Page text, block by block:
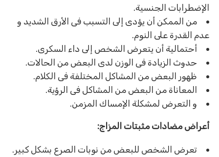
الإضطرابات الجنسية.
من الممكن أن يؤدى إلى التسبب فى الأرق الشديد و
عدم القدرة على النوم.
أحتمالية أن يتعرض الشخص إلى داء السكرى.
حدوث الزيادة فى الوزن لدى البعض من الحالات.
ظهور البعض من المشاكل المختلفة فى الكلام.
المعاناة من البعض من المشاكل فى الرؤية.
و التعرض لمشكلة الإمساك المزمن.
أعراض مضادات مثبتات المزاج:
تعرض الشخص للبعض من نوبات الصرع بشكل كبير.